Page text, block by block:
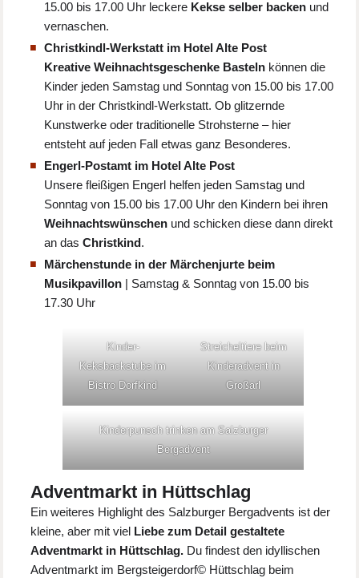
15.00 bis 17.00 Uhr leckere Kekse selber backen und
vernaschen.
Christkindl-Werkstatt im Hotel Alte Post
Kreative Weihnachtsgeschenke Basteln können die
Kinder jeden Samstag und Sonntag von 15.00 bis 17.00
Uhr in der Christkindl-Werkstatt. Ob glitzernde
Kunstwerke oder traditionelle Strohsterne – hier
entsteht auf jeden Fall etwas ganz Besonderes.
Engerl-Postamt im Hotel Alte Post
Unsere fleißigen Engerl helfen jeden Samstag und
Sonntag von 15.00 bis 17.00 Uhr den Kindern bei ihren
Weihnachtswünschen und schicken diese dann direkt
an dasChristkind.
Märchenstunde in der Märchenjurte beim
Musikpavillon | Samstag & Sonntag von 15.00 bis
17.30 Uhr
Kinder-
Keksbackstube im
Bistro Dorfkind
Streicheltiere beim
Kinderadvent in
Großarl
Kinderpunsch trinken am Salzburger
Bergadvent
Adventmarkt in Hüttschlag
Ein weiteres Highlight des Salzburger Bergadvents ist der
kleine, aber mit viel Liebe zum Detail gestaltete
Adventmarkt in Hüttschlag. Du findest den idyllischen
Adventmarkt im Bergsteigerdorf© Hüttschlag beim